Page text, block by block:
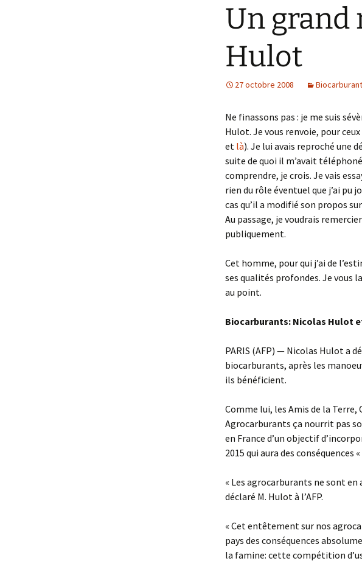
Un grand
Hulot
27 octobre 2008
Ne finassons pas : je me suis
Hulot. Je vous renvoie, pour
et là). Je lui avais reproché une
suite de quoi il m’avait
comprendre, je crois. Je vais
rien du rôle éventuel que j’ai pu
cas qu’il a modifié son propos
Au passage, je voudrais
publiquement.
Cet homme, pour qui j’ai de
ses qualités profondes. Je vous
au point.
Biocarburants: Nicolas Hulot
PARIS (AFP) — Nicolas Hulot a
biocarburants, après les
ils bénéficient.
Comme lui, les Amis de la
Agrocarburants ça nourrit pas
en France d’un objectif
2015 qui aura des conséquences
« Les agrocarburants ne sont en
déclaré M. Hulot à l’AFP.
« Cet entêtement sur nos
pays des conséquences
la famine: cette compétition